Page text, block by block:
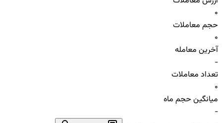
0
حجم معاملات
0
آخرین معامله
-
تعداد معاملات
0
میانگین حجم ماه
-